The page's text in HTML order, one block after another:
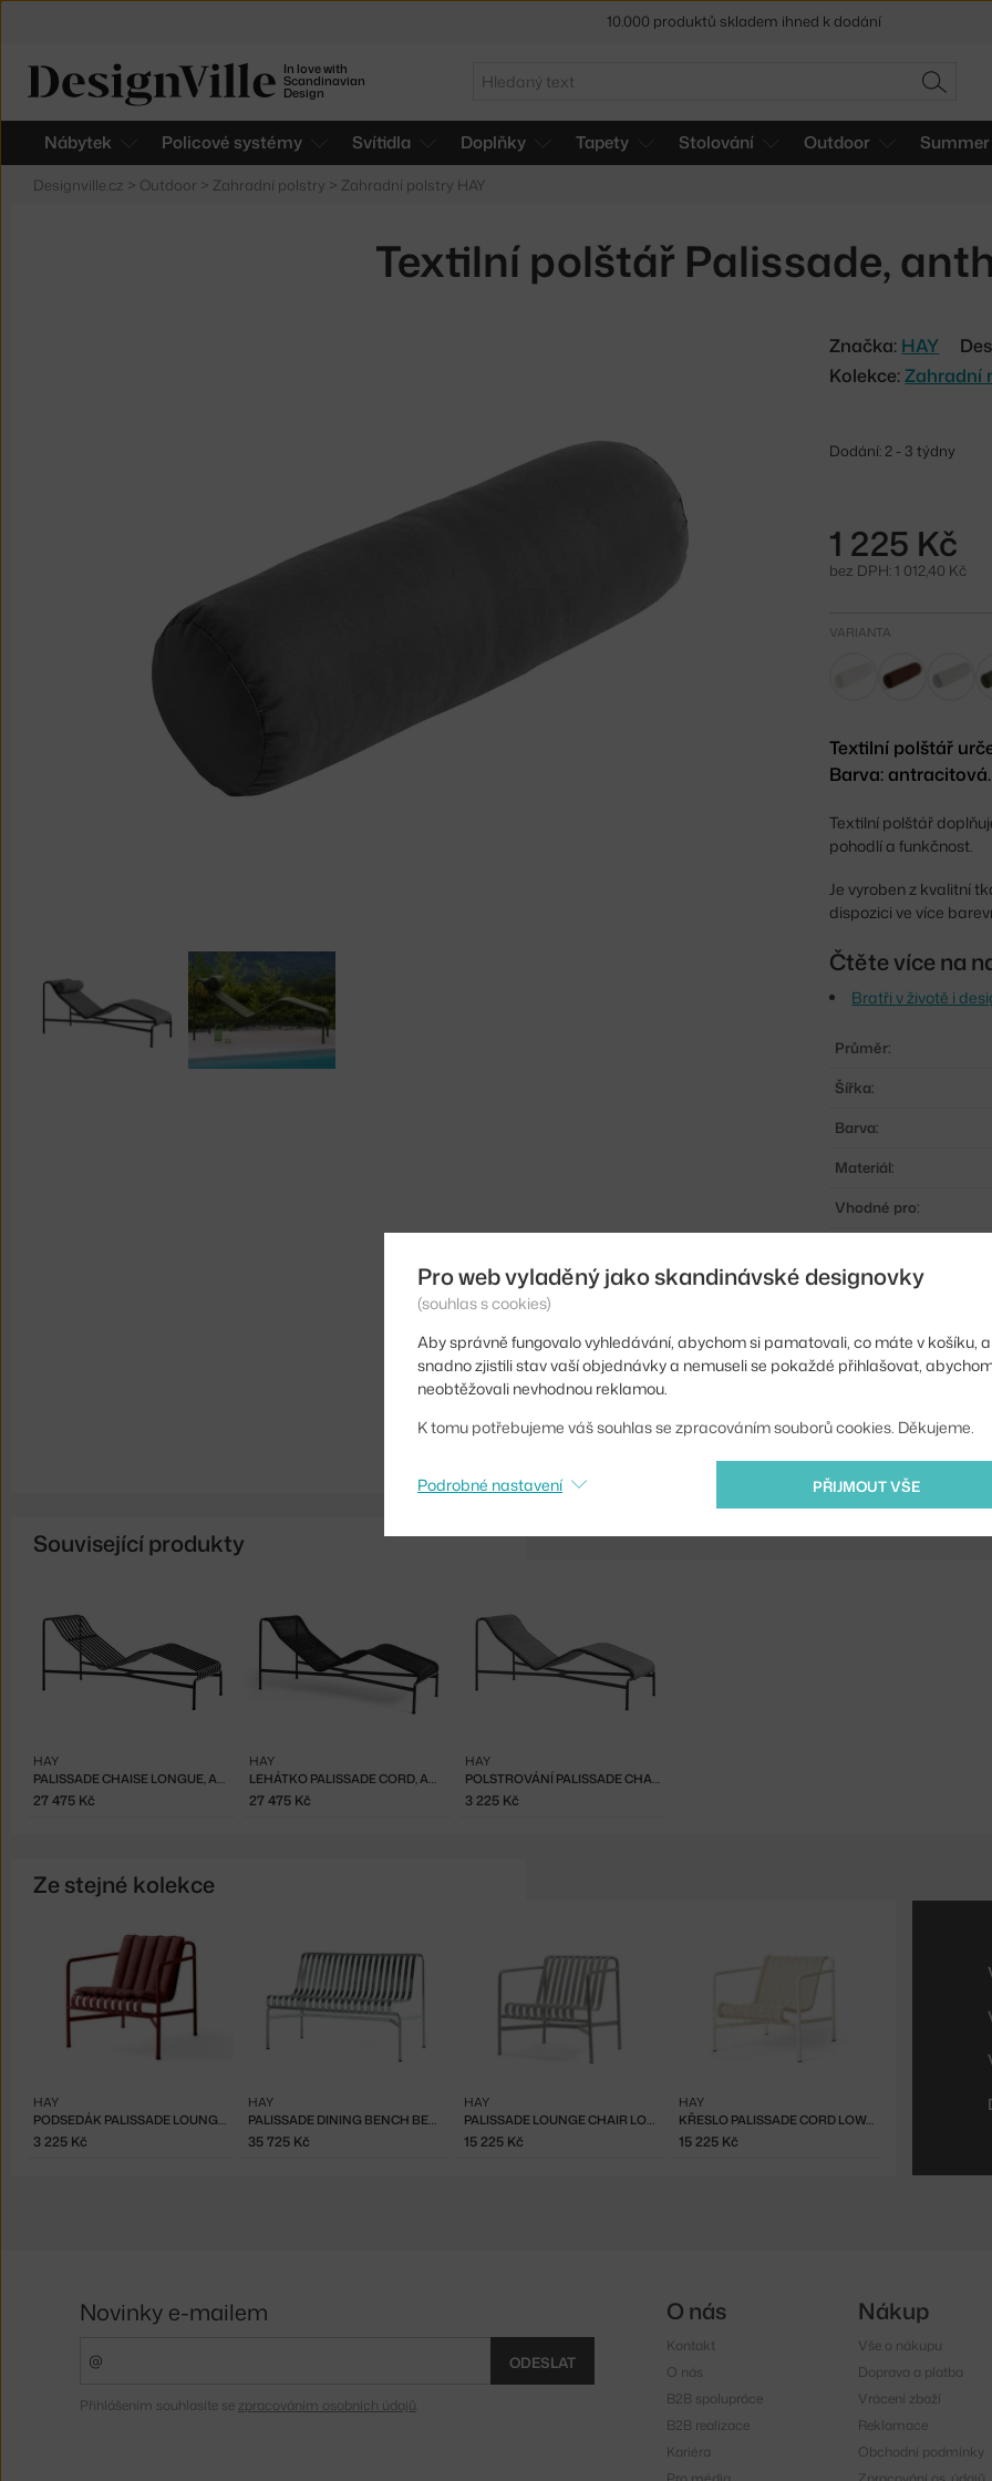
In love with
Scandinavian
Design
Hledat
HLEDAT
Nábytek Policové systémy Svítidla Doplňky Tapety Stolování Outdoor Summer
Designville.cz > Outdoor > Zahradní polstry > Zahradní polstry HAY
Textilní polštář Palissade,
Značka: HAY
Kolekce:Zahradní
Dodání: 2 - 3 týdny
1 225 Kč
bez DPH: 1 012,40 Kč
VARIANTA
Textilní polštář
Barva: antracitová.
Textilní polštář
pohodlí a funkčnost.
Je vyroben z kvalitní
dispozici ve více
Čtěte více na
Bratři v životě i
Průměr:
Šířka:
Barva:
Materiál:
Vhodné pro:
Kód produktu
anthracite
Související produkty
PALISSADE CHAISE LONGUE, ANTHRACITE
HAY
27 475 Kč
LEHÁTKO PALISSADE CORD, ANTHRACITE
HAY
27 475 Kč
POLSTROVÁNÍ PALISSADE CHAISE LONGUE QUILTED, ANTHRACITE
HAY
3 225 Kč
Ze stejné kolekce
PODSEDÁK PALISSADE LOUNGE CHAIR LOW QUILTED, IRON RED
HAY
3 225 Kč
PALISSADE DINING BENCH BEZ PODRUČEK, GALVANISED
HAY
35 725 Kč
PALISSADE LOUNGE CHAIR LOW, SKY GREY
HAY
15 225 Kč
KŘESLO PALISSADE CORD LOW, CREAM WHITE
HAY
15 225 Kč
10.000 produktů skladem ihned k dodání
Pro web vyladěný jako skandinávské designovky
(souhlas s cookies)
Aby správně fungovalo vyhledávání, abychom si pamatovali, co máte v košíku,
snadno zjistili stav vaší objednávky a nemuseli se pokaždé přihlašovat,
neobtěžovali nevhodnou reklamou.
K tomu potřebujeme váš souhlas se zpracováním souborů cookies. Děkujeme.
PŘIJMOUT VŠE
Podrobné nastavení
Novinky e-mailem
ODESLAT
Přihlášením souhlasíte se zpracováním osobních údajů
O nás
Kontakt
O nás
B2B spolupráce
B2B realizace
Kariéra
Nákup
Vše o nákupu
Doprava a platba
Vrácení zboží
Reklamace
Obchodní podmínky